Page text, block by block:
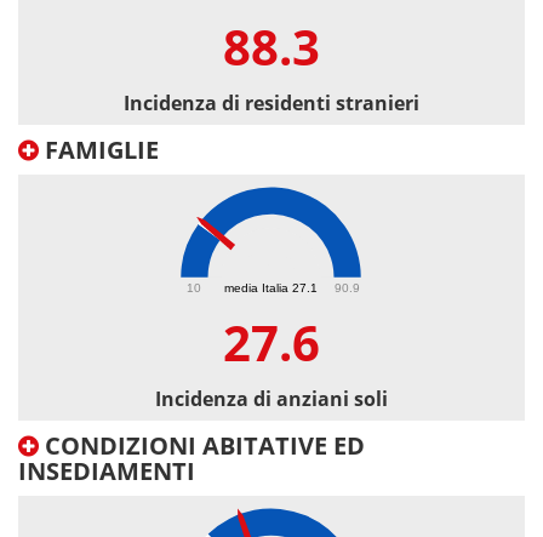
88.3
Incidenza di residenti stranieri
FAMIGLIE
media Italia 27.1
10 90.9
27.6
Incidenza di anziani soli
CONDIZIONI ABITATIVE ED
INSEDIAMENTI